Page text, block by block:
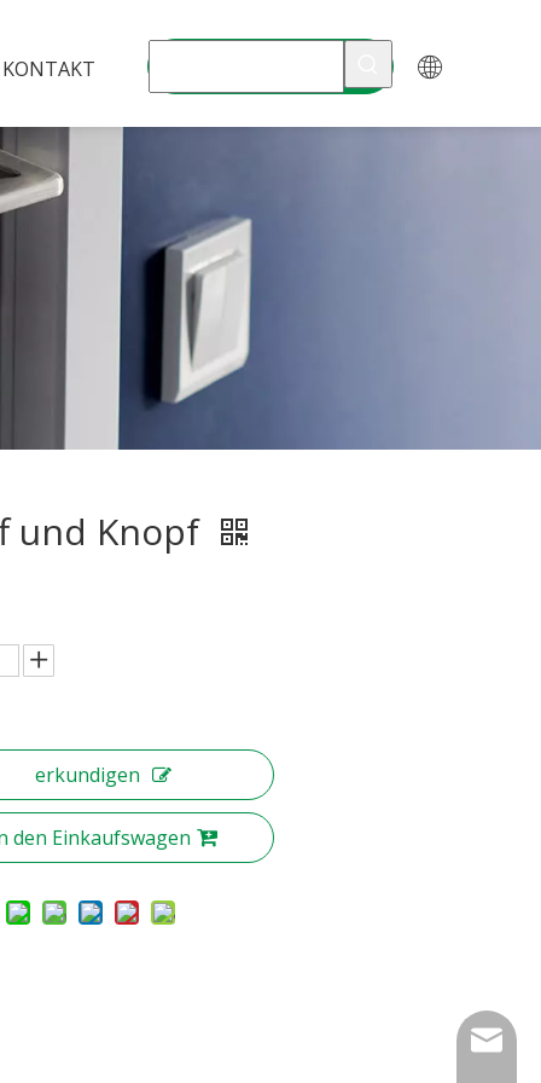
KONTAKT
und Knopf
erkundigen
den Einkaufswagen